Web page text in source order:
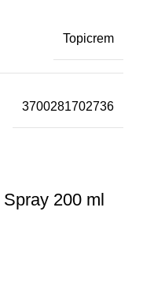
Topicrem
3700281702736
200 ml